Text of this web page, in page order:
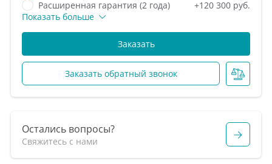
Расширенная гарантия (2 года)
+120 300 руб.
Показать больше
Заказать
Заказать обратный звонок
Остались вопросы?
Свяжитесь с нами